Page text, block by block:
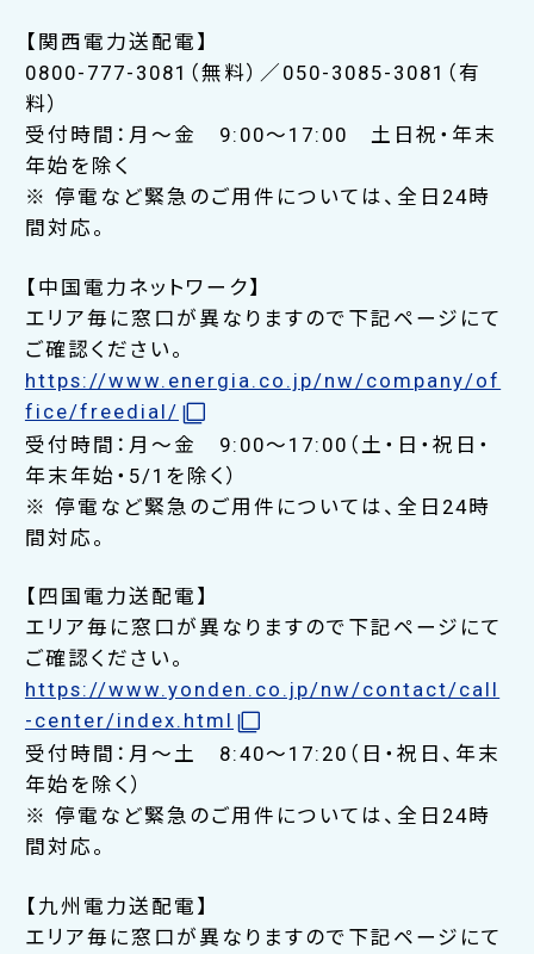
【関西電力送配電】
0800-777-3081（無料）／050-3085-3081（有
料）
受付時間：月～金 9:00～17:00 土日祝・年末
年始を除く
※ 停電など緊急のご用件については、全日24時
間対応。
【中国電力ネットワーク】
エリア毎に窓口が異なりますので下記ページにて
ご確認ください。
https://www.energia.co.jp/nw/company/of
fice/freedial/
受付時間：月～金 9:00～17:00（土・日・祝日・
年末年始・5/1を除く）
※ 停電など緊急のご用件については、全日24時
間対応。
【四国電力送配電】
エリア毎に窓口が異なりますので下記ページにて
ご確認ください。
https://www.yonden.co.jp/nw/contact/call
-center/index.html
受付時間：月～土 8:40～17:20（日・祝日、年末
年始を除く）
※ 停電など緊急のご用件については、全日24時
間対応。
【九州電力送配電】
エリア毎に窓口が異なりますので下記ページにて